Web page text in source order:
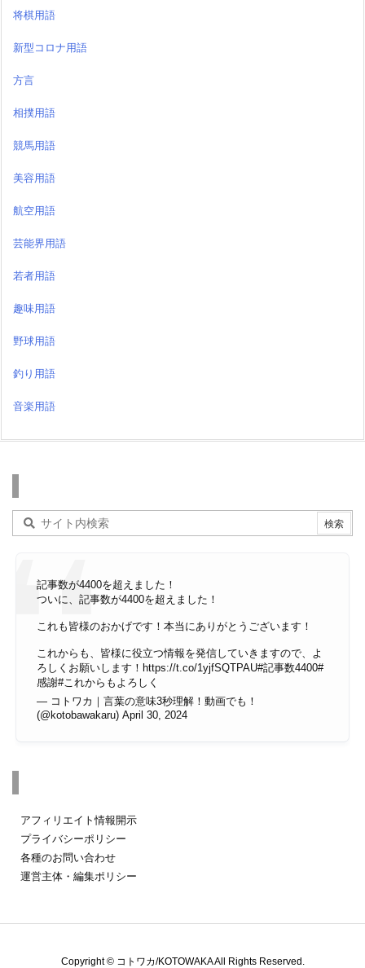
将棋用語
新型コロナ用語
方言
相撲用語
競馬用語
美容用語
航空用語
芸能界用語
若者用語
趣味用語
野球用語
釣り用語
音楽用語
記事数が4400を超えました！
ついに、記事数が4400を超えました！
これも皆様のおかげです！本当にありがとうございます！
これからも、皆様に役立つ情報を発信していきますので、よ
ろしくお願いします！ https://t.co/1yjfSQTPAU#記事数4400#
感謝#これからもよろしく
— コトワカ｜言葉の意味3秒理解！動画でも！
(@kotobawakaru) April 30, 2024
アフィリエイト情報開示
プライバシーポリシー
各種のお問い合わせ
運営主体・編集ポリシー
Copyright © コトワカ/KOTOWAKAAll Rights Reserved.